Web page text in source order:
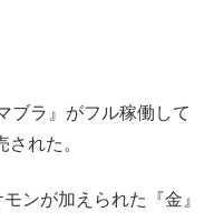
ブラ』がフル稼働して
れた。
ンが加えられた『金』